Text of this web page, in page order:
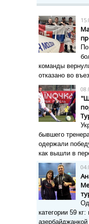
команды
отказано во
бывшего
одержали
как вышли в
категории 59